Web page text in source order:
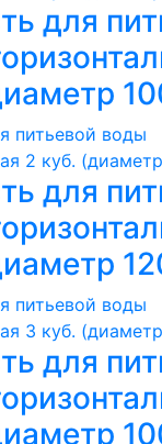
для
для
для